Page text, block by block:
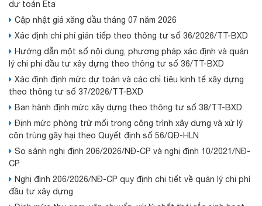
dự toán Eta
Cập nhật giá xăng dầu tháng 07 năm 2026
Xác định chi phí gián tiếp theo thông tư số 36/2026/TT-BXD
Hướng dẫn một số nội dung, phương pháp xác định và quản
lý chi phí đầu tư xây dựng theo thông tư số 36/TT-BXD
Xác định định mức dự toán và các chỉ tiêu kinh tế xây dựng
theo thông tư số 37/2026/TT-BXD
Ban hành định mức xây dựng theo thông tư số 38/TT-BXD
Định mức phòng trừ mối trong công trình xây dựng và xử lý
côn trùng gây hại theo Quyết định số 56/QĐ-HLN
So sánh nghị định 206/2026/NĐ-CP và nghị định 10/2021/NĐ-
CP
Nghị định 206/2026/NĐ-CP quy định chi tiết về quản lý chi phí
đầu tư xây dựng